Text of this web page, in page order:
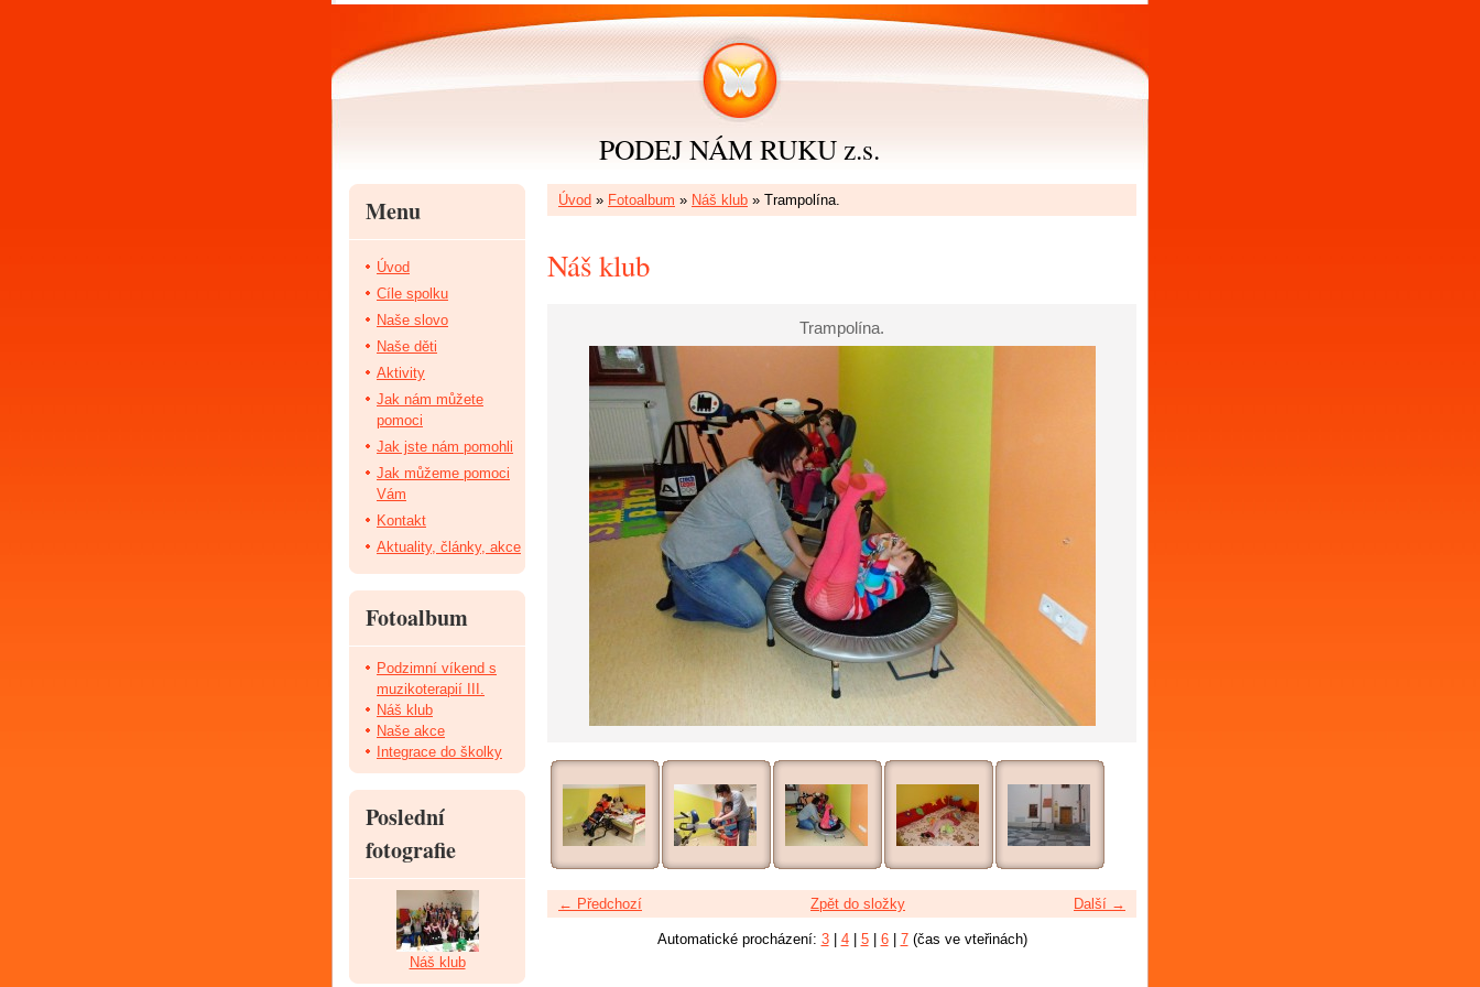
PODEJ NÁM RUKU z.s.
Úvod » Fotoalbum » Náš klub » Trampolína.
Náš klub
Trampolína.
← Předchozí Další →
Zpět do složky
Automatické procházení: 3| 4| 5| 6| 7(čas ve vteřinách)
Menu
Úvod
Cíle spolku
Naše slovo
Naše děti
Aktivity
Jak nám můžete
pomoci
Jak jste nám pomohli
Jak můžeme pomoci
Vám
Kontakt
Aktuality, články, akce
Fotoalbum
Podzimní víkend s
muzikoterapií III.
Náš klub
Naše akce
Integrace do školky
Poslední
fotografie
Náš klub